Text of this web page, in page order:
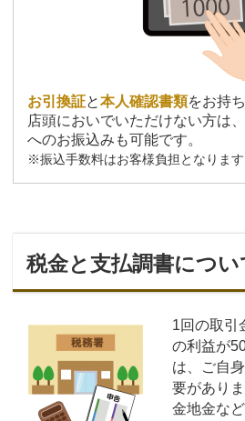
お引換証と本人確認書類をお持
店頭においでいただけない方は
へのお振込みも可能です。
※振込手数料はお客様負担となります
税金と支払調書につい
1回の取引
の利益が
は、ご自
要があり
金地金な